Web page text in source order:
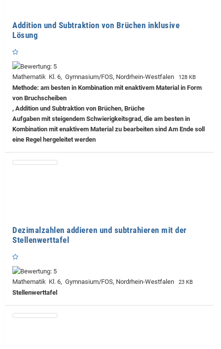
Addition und Subtraktion von Brüchen inklusive
Lösung
Mathematik Kl. 6, Gymnasium/FOS, Nordrhein-Westfalen 128 KB
Methode: am besten in Kombination mit enaktivem Material in Form
von Bruchscheiben
, Addition und Subtraktion von Brüchen, Brüche
Aufgaben mit steigendem Schwierigkeitsgrad, die am besten in
Kombination mit enaktivem Material zu bearbeiten sind Am Ende soll
eine Regel hergeleitet werden
Dezimalzahlen addieren und subtrahieren mit der
Stellenwerttafel
Mathematik Kl. 6, Gymnasium/FOS, Nordrhein-Westfalen 23 KB
Stellenwerttafel